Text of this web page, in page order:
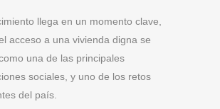
llega en un momento clave,
acceso a una vivienda digna se
una de las principales
sociales, y uno de los retos
del país.